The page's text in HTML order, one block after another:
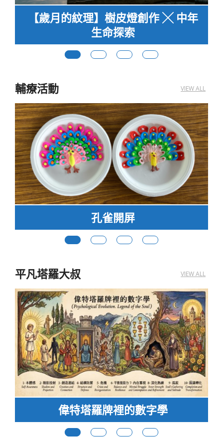
找回心中的光
中高齡生命探索 ×
藝術療癒體驗
輔療活動 VIEW ALL
夏天味道
平凡塔羅大叔 VIEW ALL
捕捉生命節律的抽牌儀式：「四季牌
陣」